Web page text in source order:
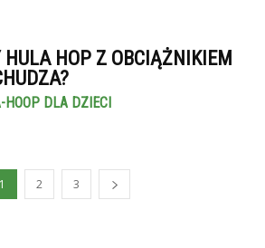
HULA HOP Z OBCIĄŻNIKIEM
HOOP DLA DZIECI
1 2 3